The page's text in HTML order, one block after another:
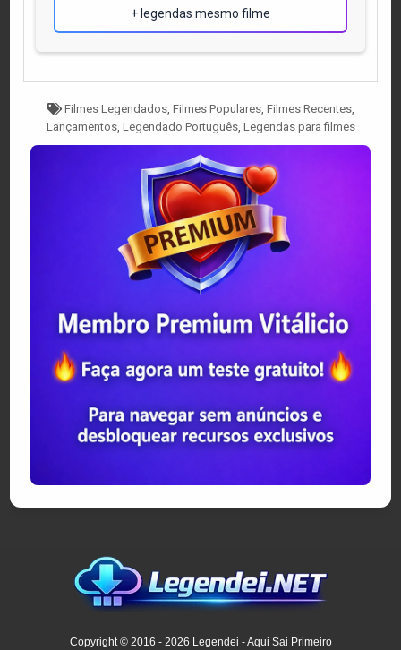
+ legendas mesmo filme
Tagged
Filmes Legendados, Filmes Populares, Filmes Recentes,
Lançamentos, Legendado Português, Legendas para filmes
Copyright © 2016 - 2026 Legendei - Aqui Sai Primeiro